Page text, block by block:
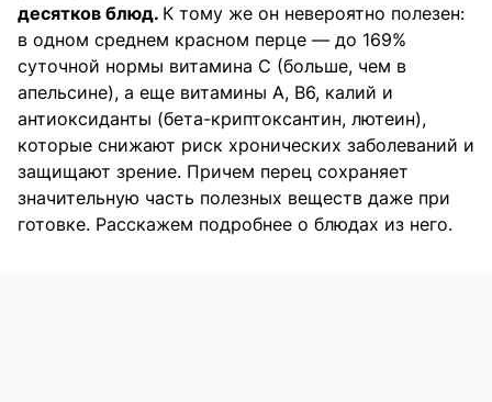
десятков блюд. К тому же он невероятно полезен:
в одном среднем красном перце — до 169%
суточной нормы витамина C (больше, чем в
апельсине), а еще витамины A, B6, калий и
антиоксиданты (бета-криптоксантин, лютеин),
которые снижают риск хронических заболеваний и
защищают зрение. Причем перец сохраняет
значительную часть полезных веществ даже при
готовке. Расскажем подробнее о блюдах из него.